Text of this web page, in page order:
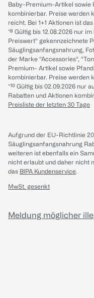
Baby-Premium-Artikel sowie
kombinierbar. Preise werden
reicht. Bei 1+1 Aktionen ist
*⁸ Gültig bis 12.08.2026 nur
Preiswert“ gekennzeichnete
Säuglingsanfangsnahrung,
der Marke “Accessories“,
Premium- Artikel sowie
kombinierbar. Preise werden
*¹⁰ Gültig bis 02.09.2026 nur
Rabatten und Aktionen
Preisliste der letzten 30 Tage
Aufgrund der EU-Richtlinie
Säuglingsanfangsnahrung
weiteren ist ebenfalls ein
nicht erlaubt und daher nicht
das BIPA Kundenservice.
MwSt. gesenkt
Meldung möglicher